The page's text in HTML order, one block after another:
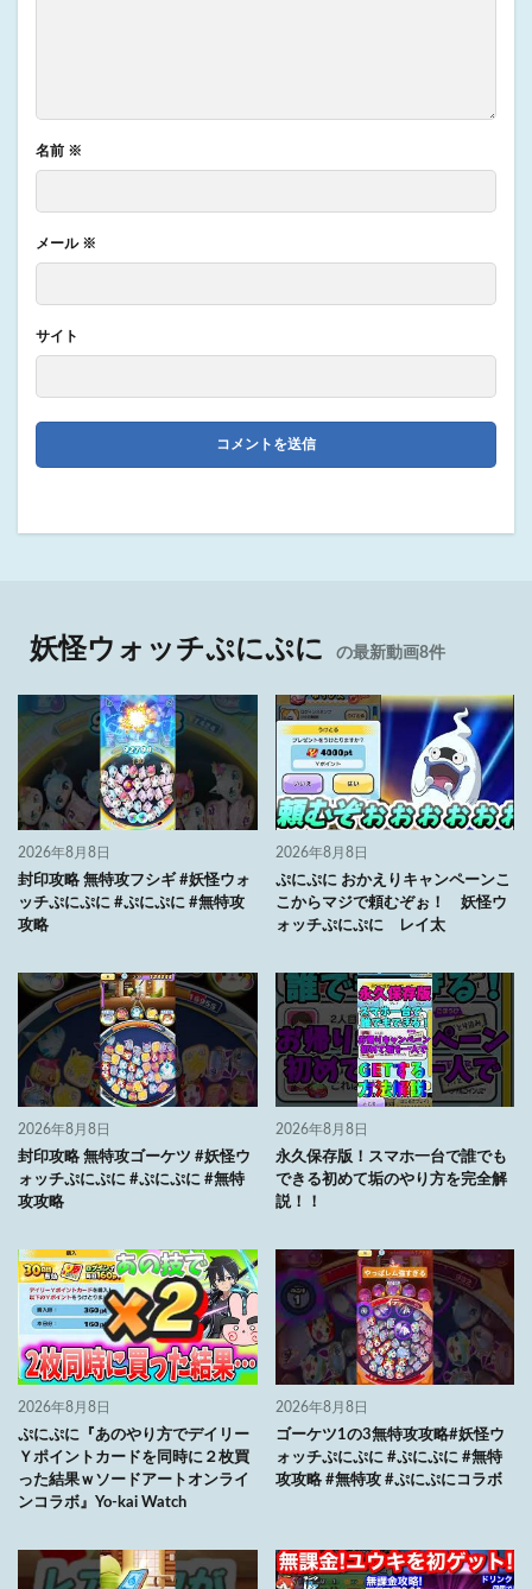
名前 ※
メール ※
サイト
妖怪ウォッチぷにぷに の最新動画8件
2026年8月8日
封印攻略 無特攻フシギ #妖怪ウォ
ッチぷにぷに #ぷにぷに #無特攻
攻略
2026年8月8日
ぷにぷに おかえりキャンペーンこ
こからマジで頼むぞぉ！ 妖怪ウ
ォッチぷにぷに レイ太
2026年8月8日
封印攻略 無特攻ゴーケツ #妖怪ウ
ォッチぷにぷに #ぷにぷに #無特
攻攻略
2026年8月8日
永久保存版！スマホ一台で誰でも
できる初めて垢のやり方を完全解
説！！
2026年8月8日
ぷにぷに『あのやり方でデイリー
Ｙポイントカードを同時に２枚買
った結果ｗソードアートオンライ
ンコラボ』Yo-kai Watch
2026年8月8日
ゴーケツ1の3無特攻攻略#妖怪ウ
ォッチぷにぷに #ぷにぷに #無特
攻攻略 #無特攻 #ぷにぷにコラボ